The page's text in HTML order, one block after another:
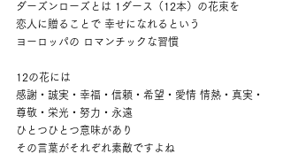
ダーズンローズとは 1ダース（12本）の花束を
恋人に贈ることで 幸せになれるという
ヨーロッパの ロマンチックな習慣
12の花には
感謝・誠実・幸福・信頼・希望・愛情 情熱・真実・
尊敬・栄光・努力・永遠
ひとつひとつ意味があり
その言葉がそれぞれ素敵ですよね